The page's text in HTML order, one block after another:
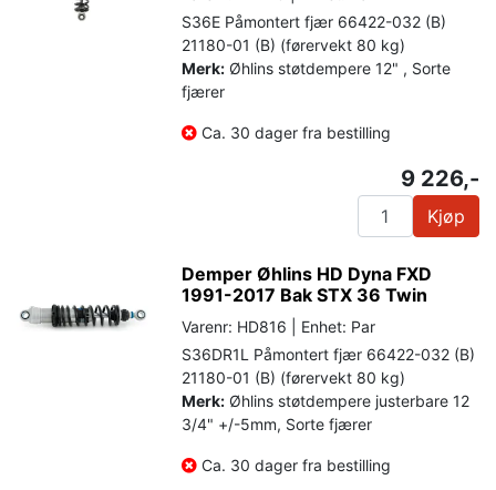
S36E Påmontert fjær 66422-032 (B)
21180-01 (B) (førervekt 80 kg)
Merk: Øhlins støtdempere 12" , Sorte
fjærer
Ca. 30 dager fra bestilling
9 226,-
Kjøp
Demper Øhlins HD Dyna FXD
1991-2017 Bak STX 36 Twin
Varenr: HD816 | Enhet: Par
S36DR1L Påmontert fjær 66422-032 (B)
21180-01 (B) (førervekt 80 kg)
Merk: Øhlins støtdempere justerbare 12
3/4" +/-5mm, Sorte fjærer
Ca. 30 dager fra bestilling